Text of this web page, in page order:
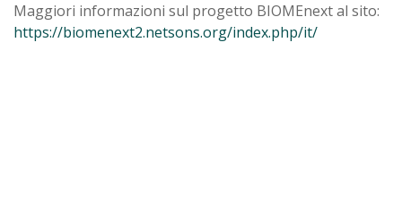
Maggiori informazioni sul progetto BIOMEnext al sito:
https://biomenext2.netsons.org/index.php/it/